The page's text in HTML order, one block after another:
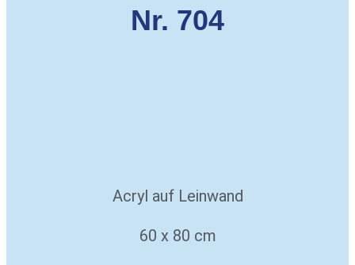
Nr. 704
Acryl auf Leinwand
60 x 80 cm